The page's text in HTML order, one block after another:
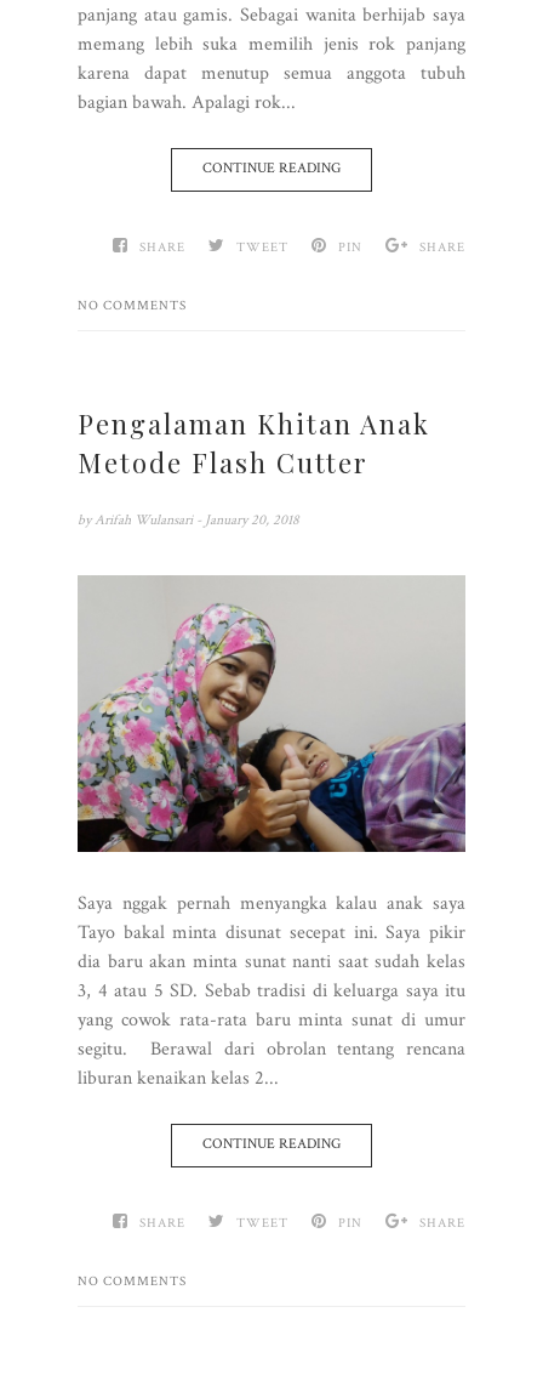
panjang atau gamis. Sebagai wanita berhijab saya
memang lebih suka memilih jenis rok panjang
karena dapat menutup semua anggota tubuh
bagian bawah. Apalagi rok...
CONTINUE READING
SHARE TWEET PIN SHARE
NO COMMENTS
Pengalaman Khitan Anak
Metode Flash Cutter
by Arifah Wulansari - January 20, 2018
Saya nggak pernah menyangka kalau anak saya
Tayo bakal minta disunat secepat ini. Saya pikir
dia baru akan minta sunat nanti saat sudah kelas
3, 4 atau 5 SD. Sebab tradisi di keluarga saya itu
yang cowok rata-rata baru minta sunat di umur
segitu. Berawal dari obrolan tentang rencana
liburan kenaikan kelas 2...
CONTINUE READING
SHARE TWEET PIN SHARE
NO COMMENTS